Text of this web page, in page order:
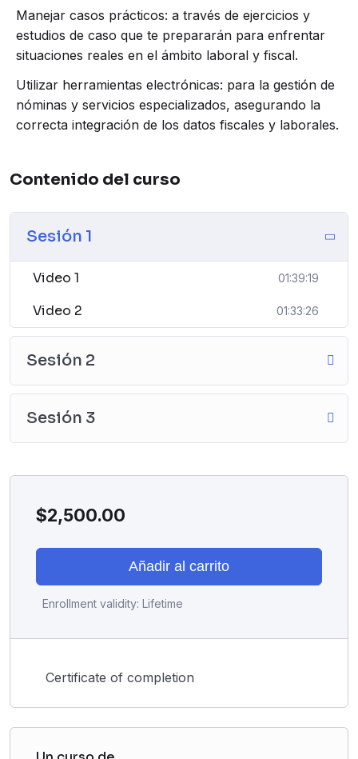
Manejar casos prácticos: a través de ejercicios y
estudios de caso que te prepararán para enfrentar
situaciones reales en el ámbito laboral y fiscal.
Utilizar herramientas electrónicas: para la gestión de
nóminas y servicios especializados, asegurando la
correcta integración de los datos fiscales y laborales.
Contenido del curso
Sesión 1
Video 1 01:39:19
Video 2 01:33:26
Sesión 2
Sesión 3
$2,500.00
Añadir al carrito
Enrollment validity: Lifetime
Certificate of completion